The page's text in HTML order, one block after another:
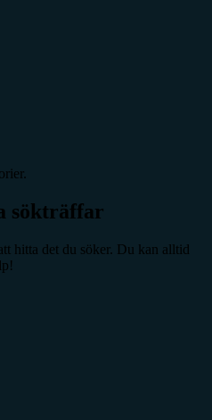
sökträffar
hitta det du söker. Du kan alltid